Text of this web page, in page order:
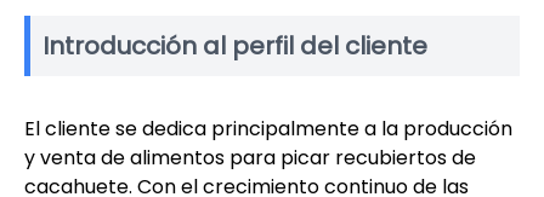
Introducción al perfil del cliente
El cliente se dedica principalmente a la producción
y venta de alimentos para picar recubiertos de
cacahuete. Con el crecimiento continuo de las